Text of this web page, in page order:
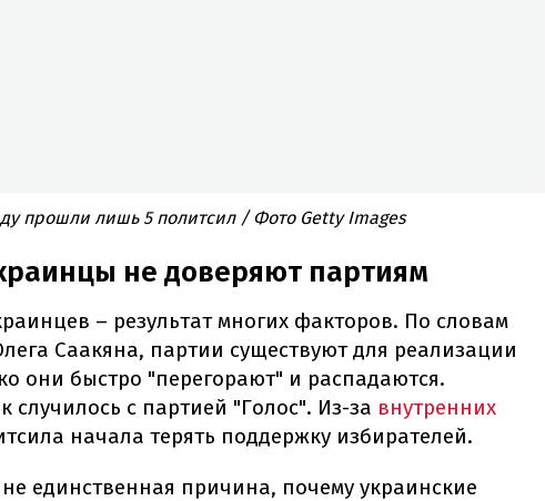
прошли лишь 5 политсил / Фото Getty Images
не доверяют партиям
– результат многих факторов. По словам
Саакяна, партии существуют для реализации
они быстро "перегорают" и распадаются.
случилось с партией "Голос". Из-за внутренних
начала терять поддержку избирателей.
единственная причина, почему украинские